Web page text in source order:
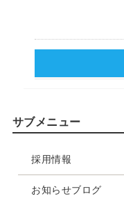
サブメニュー
採用情報
お知らせブログ